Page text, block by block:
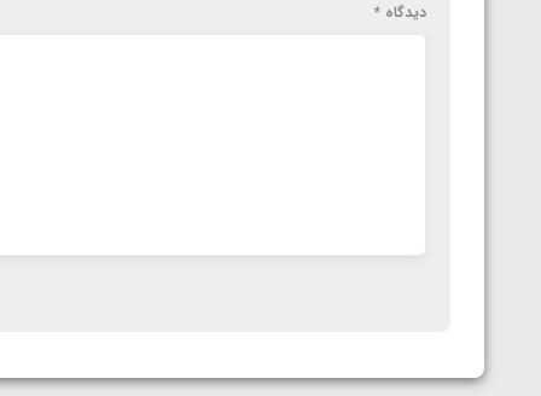
دیدگاه *